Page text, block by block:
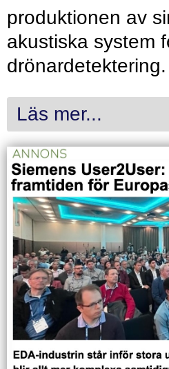
produktionen av
akustiska system
drönardetektering.
Läs mer...